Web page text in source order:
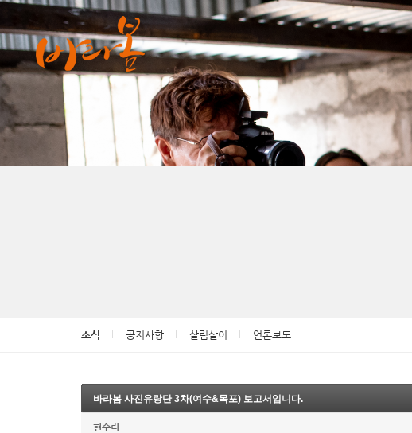
소식 공지사항 살림살이 언론보도
바라봄 사진유랑단 3차(여수&목포) 보고서입니다.
현수리